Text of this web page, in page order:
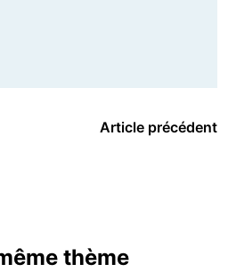
Article précédent
thème